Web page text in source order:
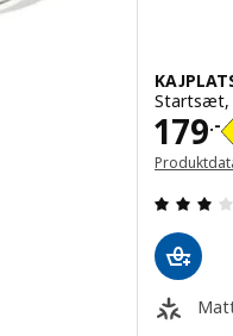
Startsæt,
179.-
Pris